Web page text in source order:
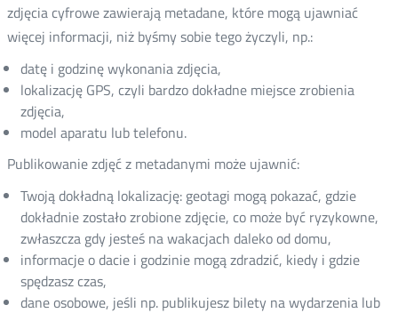
zdjęcia cyfrowe zawierają metadane, które mogą ujawniać
więcej informacji, niż byśmy sobie tego życzyli, np.:
datę i godzinę wykonania zdjęcia,
lokalizację GPS, czyli bardzo dokładne miejsce zrobienia
zdjęcia,
model aparatu lub telefonu.
Publikowanie zdjęć z metadanymi może ujawnić:
Twoją dokładną lokalizację: geotagi mogą pokazać, gdzie
dokładnie zostało zrobione zdjęcie, co może być ryzykowne,
zwłaszcza gdy jesteś na wakacjach daleko od domu,
informacje o dacie i godzinie mogą zdradzić, kiedy i gdzie
spędzasz czas,
dane osobowe, jeśli np. publikujesz bilety na wydarzenia lub